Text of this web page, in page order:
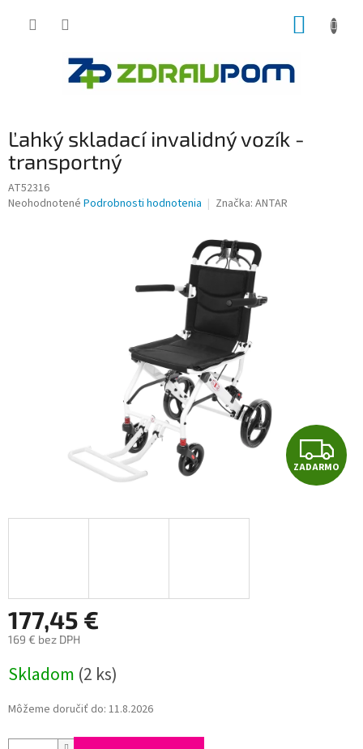
Ľahký skladací invalidný vozík -
transportný
AT52316
Priemerné
Neohodnotené Podrobnosti hodnotenia Značka: ANTAR
Z
A
ZADARMO
177,45 €
169 € bez DPH
cena:
Skladom (2 ks)
Môžeme doručiť do: 11.8.2026